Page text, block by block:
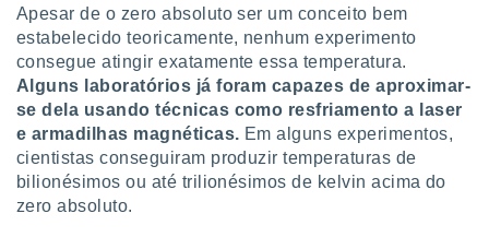
e melhorar
dados
através
Apesar de o zero absoluto ser um conceito bem
estabelecido teoricamente, nenhum experimento
consegue atingir exatamente essa temperatura.
Alguns laboratórios já foram capazes de aproximar-
se dela usando técnicas como resfriamento a laser
e armadilhas magnéticas. Em alguns experimentos,
cientistas conseguiram produzir temperaturas de
bilionésimos ou até trilionésimos de kelvin acima do
zero absoluto.